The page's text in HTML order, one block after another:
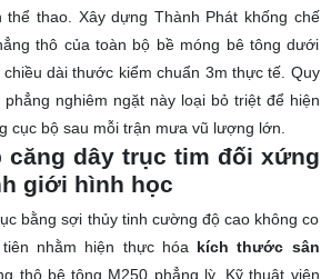
thể thao. Xây dựng Thành Phát khống chế
thô của toàn bộ bề móng bê tông dưới
dài thước kiểm chuẩn 3m thực tế. Quy
nghiêm ngặt này loại bỏ triệt để hiện
cục bộ sau mỗi trận mưa vũ lượng lớn.
căng dây trục tim đối xứng
giới hình học
bằng sợi thủy tinh cường độ cao không co
nhằm hiện thực hóa kích thước sân
thô bê tông M250 phẳng lỳ. Kỹ thuật viên